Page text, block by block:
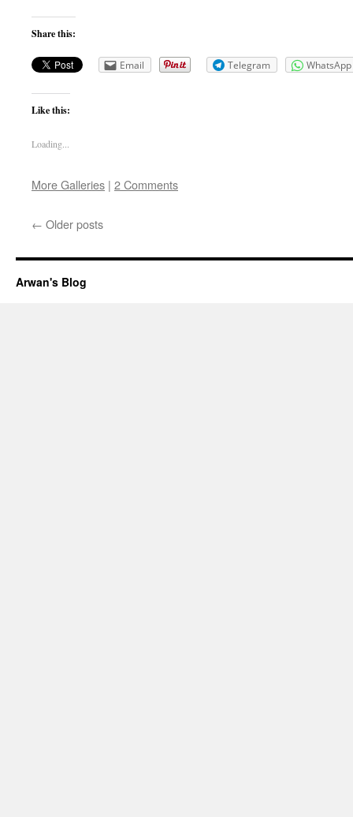
Share this:
Email Telegram WhatsApp
Like this:
Loading...
More Galleries | 2 Comments
← Older posts
Arwan's Blog